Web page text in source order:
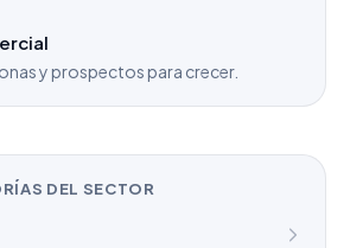
y prospectos para crecer.
DEL SECTOR